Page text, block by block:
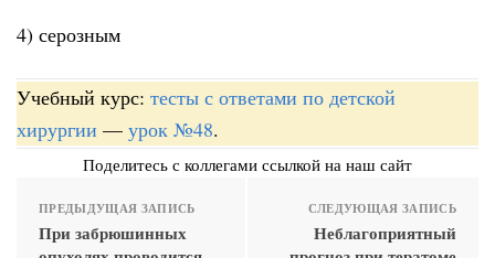
4) серозным
Учебный курс: тесты с ответами по детской
хирургии — урок №48.
Поделитесь с коллегами ссылкой на наш сайт
ПРЕДЫДУЩАЯ ЗАПИСЬ
При забрюшинных
СЛЕДУЮЩАЯ ЗАПИСЬ
Неблагоприятный